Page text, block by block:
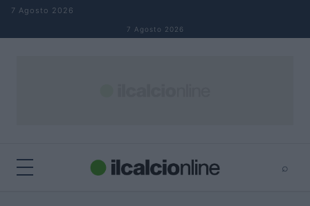
Salta al contenuto
7 Agosto 2026
7 Agosto 2026
⌕